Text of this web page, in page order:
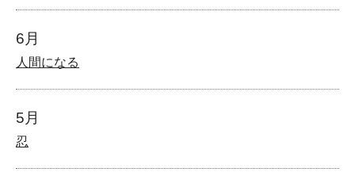
6月
人間になる
5月
忍